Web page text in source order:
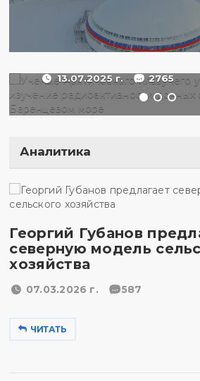
радиоактивности
отложений в
13.07.2025 г. 2765
Аналитика
Георгий Губанов
северную модель
хозяйства
07.03.2026 г. 587
ЧИТАТЬ